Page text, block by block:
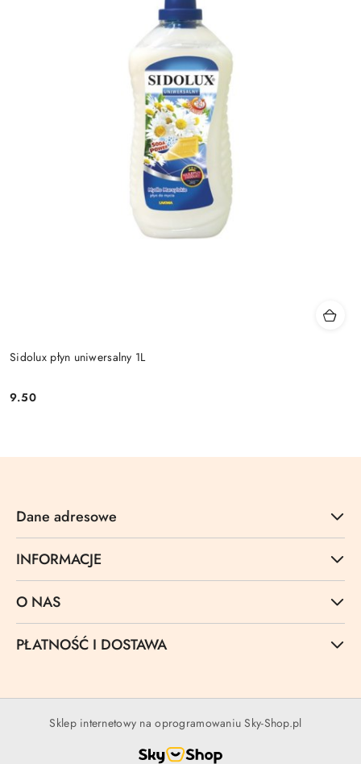
Sidolux płyn uniwersalny 1L
Cena:
9.50
Dane adresowe
INFORMACJE
O NAS
PŁATNOŚĆ I DOSTAWA
Sklep internetowy na oprogramowaniu Sky-Shop.pl